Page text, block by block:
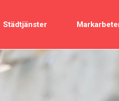
Städtjänster